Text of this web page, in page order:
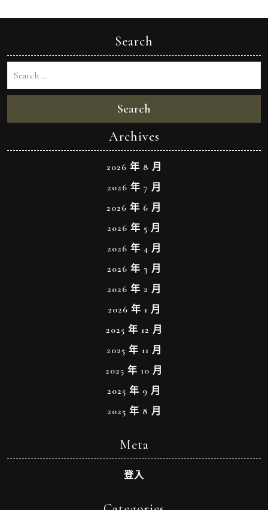
Search
Search
Archives
2026 年 8 月
2026 年 7 月
2026 年 6 月
2026 年 5 月
2026 年 4 月
2026 年 3 月
2026 年 2 月
2026 年 1 月
2025 年 12 月
2025 年 11 月
2025 年 10 月
2025 年 9 月
2025 年 8 月
Meta
登入